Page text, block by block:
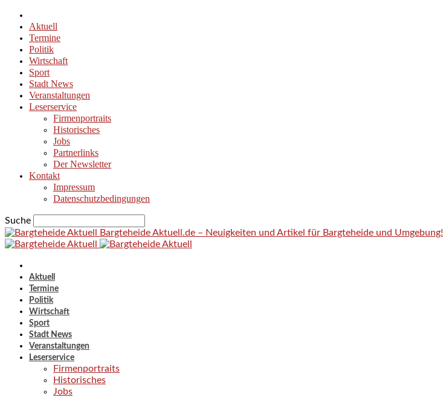
Aktuell
Termine
Politik
Wirtschaft
Sport
Stadt News
Veranstaltungen
Leserservice
Firmenportraits
Historisches
Jobs
Partnerlinks
Der Newsletter
Kontakt
Impressum
Datenschutzbedingungen
Suche
Bargteheide Aktuell.de – Neuigkeiten und Artikel für Bargteheide und Umgebung!
Aktuell
Termine
Politik
Wirtschaft
Sport
Stadt News
Veranstaltungen
Leserservice
Firmenportraits
Historisches
Jobs